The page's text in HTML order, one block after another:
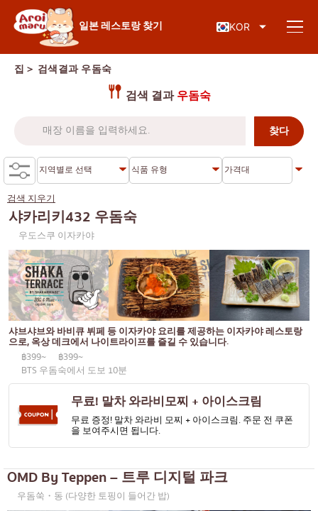
일본 레스토랑 찾기 KOR
일본 음식
레스토랑 찾기
음식 종류로 검색
스시
라면
이자카야
일본식 바비큐/야키니쿠
가츠동/돈까스
샤브샤브/스키야키
일본식 카레
일본식 구운 닭꼬치
소바/우동
일본 과자
튀김
오마카세
프리미엄 일본 레스토랑
지역별 검색
차로엔 크룽
톤부리
시암
통로
동일한
프롬퐁
아리
풍차 비슷한 것
사톤
너트에 대하여
지식 칼럼
특별기사
KOL이 추천하는 기사
집 ＞ 검색결과우돔숙
검색 결과우돔숙
검색 지우기
샤카리키432 우돔숙
우도스쿠 이자카야
샤브샤브와 바비큐 뷔페 등 이자카야 요리를 제공하는 이자카야 레스토랑
으로, 옥상 데크에서 나이트라이프를 즐길 수 있습니다.
฿399~
฿399~
BTS 우돔숙에서 도보 10분
무료! 말차 와라비모찌 + 아이스크림
무료 증정! 말차 와라비 모찌 + 아이스크림. 주문 전 쿠폰
을 보여주시면 됩니다.
OMD By Teppen – 트루 디지털 파크
우돔쑥・동 (다양한 토핑이 들어간 밥)